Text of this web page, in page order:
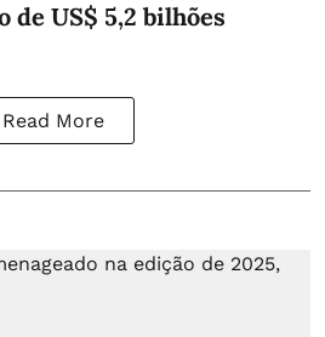
de US$ 5,2 bilhões
Read More